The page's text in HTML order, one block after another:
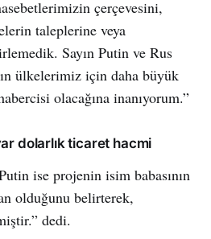
çerçevesini,
taleplerine veya
Sayın Putin ve Rus
ülkelerimiz için daha büyük
olacağına inanıyorum.”
dolarlık ticaret hacmi
ise projenin isim babasının
olduğunu belirterek,
dedi.